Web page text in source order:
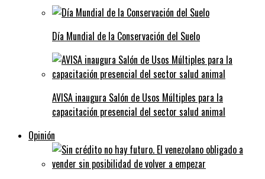
Día Mundial de la Conservación del Suelo
AVISA inaugura Salón de Usos Múltiples para la
capacitación presencial del sector salud animal
Opinión